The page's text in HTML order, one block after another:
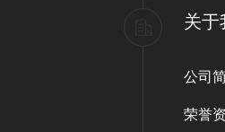
关于
公司
荣誉